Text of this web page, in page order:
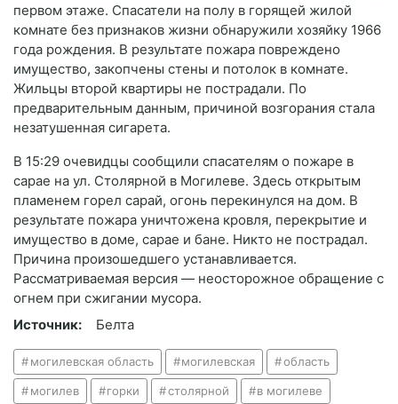
первом этаже. Спасатели на полу в горящей жилой
комнате без признаков жизни обнаружили хозяйку 1966
года рождения. В результате пожара повреждено
имущество, закопчены стены и потолок в комнате.
Жильцы второй квартиры не пострадали. По
предварительным данным, причиной возгорания стала
незатушенная сигарета.
В 15:29 очевидцы сообщили спасателям о пожаре в
сарае на ул. Столярной в Могилеве. Здесь открытым
пламенем горел сарай, огонь перекинулся на дом. В
результате пожара уничтожена кровля, перекрытие и
имущество в доме, сарае и бане. Никто не пострадал.
Причина произошедшего устанавливается.
Рассматриваемая версия — неосторожное обращение с
огнем при сжигании мусора.
Источник:
Белта
могилевская область могилевская область
могилев горки столярной в могилеве